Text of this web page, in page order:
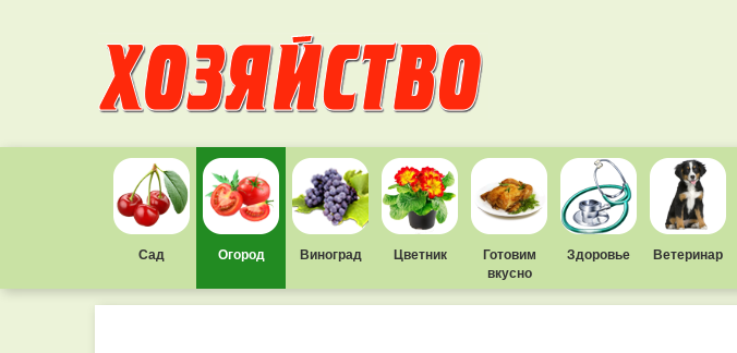
Сад Огород Виноград Цветник
Готовим
вкусно
Здоровье Ветеринар